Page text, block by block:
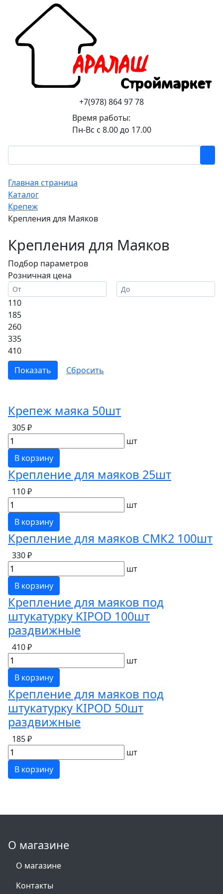
+7(978) 864 97 78
Время работы:
Пн-Вс с 8.00 до 17.00
Главная страница
Каталог
Крепеж
Крепления для Маяков
Крепления для Маяков
Подбор параметров
Розничная цена
110
185
260
335
410
Крепеж маяка 50шт
305 ₽
шт
В корзину
Крепление для маяков 25шт
110 ₽
шт
В корзину
Крепление для маяков СМК2 100шт
330 ₽
шт
В корзину
Крепление для маяков под
штукатурку KIPOD 100шт
раздвижные
410 ₽
шт
В корзину
Крепление для маяков под
штукатурку KIPOD 50шт
раздвижные
185 ₽
шт
В корзину
О магазине
О магазине
Контакты